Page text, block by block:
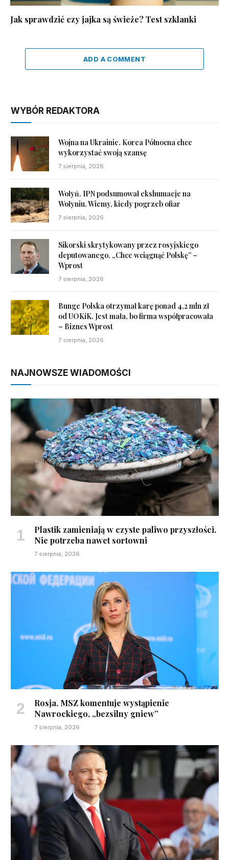
Jak sprawdzić czy jajka są świeże? Test szklanki
ADD A COMMENT
WYBÓR REDAKTORA
Wojna na Ukrainie. Korea Północna chce
wykorzystać swoją szansę
7 sierpnia, 2026
Wołyń. IPN podsumował ekshumacje na
Wołyniu. Wiemy, kiedy pogrzeb ofiar
7 sierpnia, 2026
Sikorski skrytykowany przez rosyjskiego
deputowanego. „Chce wciągnąć Polskę” –
Wprost
7 sierpnia, 2026
Bunge Polska otrzymał karę ponad 4,2 mln zł
od UOKiK. Jest mała, bo firma współpracowała
– Biznes Wprost
7 sierpnia, 2026
NAJNOWSZE WIADOMOŚCI
Plastik zamieniają w czyste paliwo przyszłości.
Nie potrzeba nawet sortowni
7 sierpnia, 2026
Rosja. MSZ komentuje wystąpienie
Nawrockiego, „bezsilny gniew”
7 sierpnia, 2026